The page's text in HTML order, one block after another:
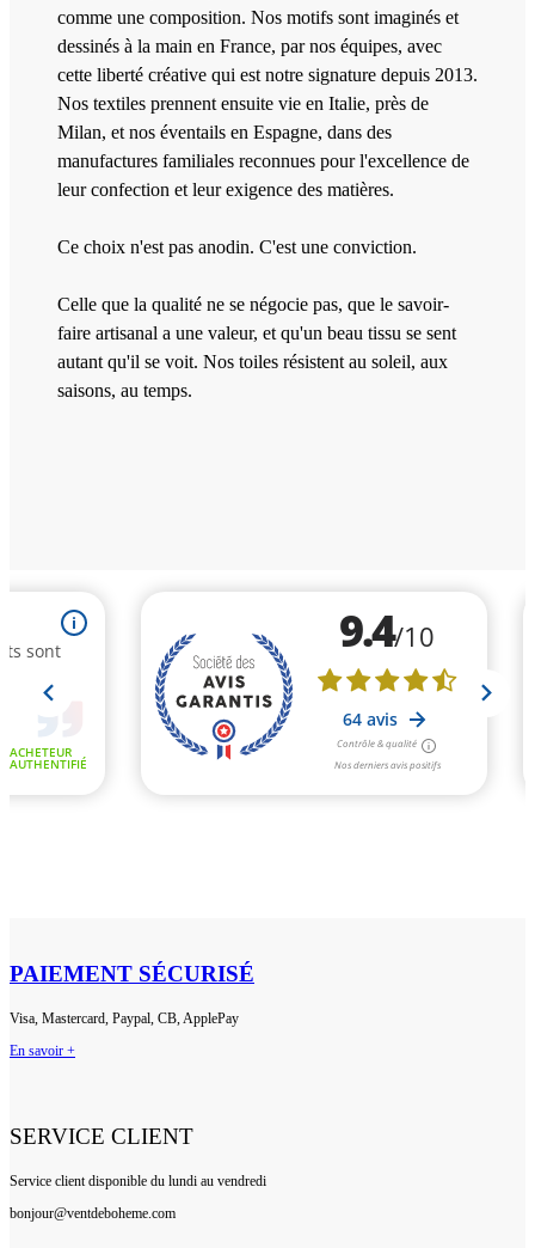
comme une composition. Nos motifs sont imaginés et
dessinés à la main en France, par nos équipes, avec
cette liberté créative qui est notre signature depuis 2013.
Nos textiles prennent ensuite vie en Italie, près de
Milan, et nos éventails en Espagne, dans des
manufactures familiales reconnues pour l'excellence de
leur confection et leur exigence des matières.
Ce choix n'est pas anodin. C'est une conviction.
Celle que la qualité ne se négocie pas, que le savoir-
faire artisanal a une valeur, et qu'un beau tissu se sent
autant qu'il se voit. Nos toiles résistent au soleil, aux
saisons, au temps.
PAIEMENT SÉCURISÉ
Visa, Mastercard, Paypal, CB, ApplePay
En savoir +
SERVICE CLIENT
Service client disponible du lundi au vendredi
bonjour@ventdeboheme.com